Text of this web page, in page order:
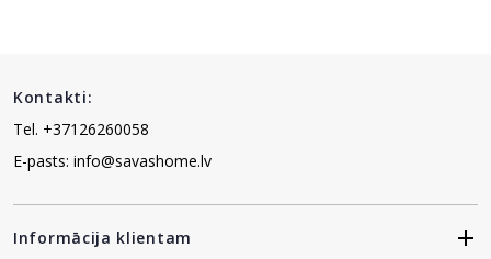
Kontakti:
Tel. +37126260058
E-pasts: info@savashome.lv
Informācija klientam